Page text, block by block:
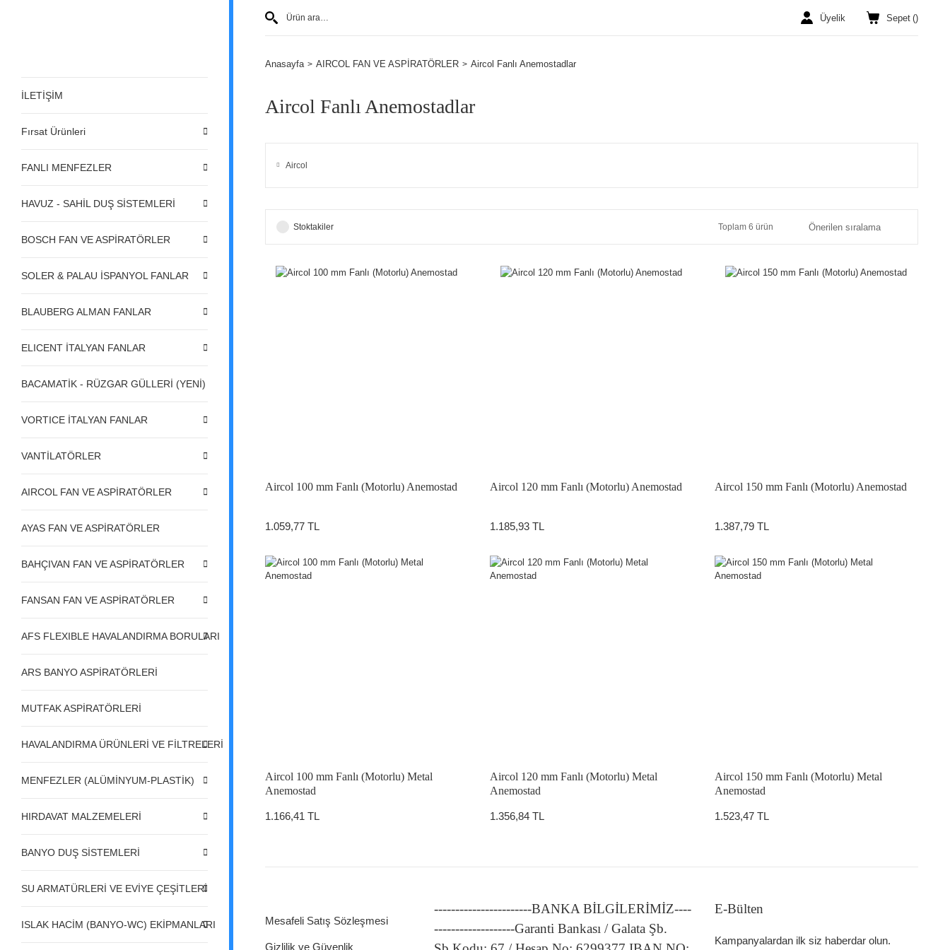
İLETİŞİM
Fırsat Ürünleri
FANLI MENFEZLER
HAVUZ - SAHİL DUŞ SİSTEMLERİ
BOSCH FAN VE ASPİRATÖRLER
SOLER & PALAU İSPANYOL FANLAR
BLAUBERG ALMAN FANLAR
ELICENT İTALYAN FANLAR
BACAMATİK - RÜZGAR GÜLLERİ (YENİ)
VORTICE İTALYAN FANLAR
VANTİLATÖRLER
AIRCOL FAN VE ASPİRATÖRLER
AYAS FAN VE ASPİRATÖRLER
BAHÇIVAN FAN VE ASPİRATÖRLER
FANSAN FAN VE ASPİRATÖRLER
AFS FLEXIBLE HAVALANDIRMA BORULARI
ARS BANYO ASPİRATÖRLERİ
MUTFAK ASPİRATÖRLERİ
HAVALANDIRMA ÜRÜNLERİ VE FİLTRELERİ
MENFEZLER (ALÜMİNYUM-PLASTİK)
HIRDAVAT MALZEMELERİ
BANYO DUŞ SİSTEMLERİ
SU ARMATÜRLERİ VE EVİYE ÇEŞİTLERİ
ISLAK HACİM (BANYO-WC) EKİPMANLARI
Üyelik Sepet ()
Anasayfa AIRCOL FAN VE ASPİRATÖRLER Aircol Fanlı Anemostadlar
Aircol Fanlı Anemostadlar
Aircol
Stoktakiler Toplam 6 ürün
Aircol 100 mm Fanlı (Motorlu) Anemostad
1.059,77 TL
Aircol 120 mm Fanlı (Motorlu) Anemostad
1.185,93 TL
Aircol 150 mm Fanlı (Motorlu) Anemostad
1.387,79 TL
Aircol 100 mm Fanlı (Motorlu) Metal
Anemostad
1.166,41 TL
Aircol 120 mm Fanlı (Motorlu) Metal
Anemostad
1.356,84 TL
Aircol 150 mm Fanlı (Motorlu) Metal
Anemostad
1.523,47 TL
Mesafeli Satış Sözleşmesi
Gizlilik ve Güvenlik
-----------------------BANKA BİLGİLERİMİZ----
-------------------Garanti Bankası / Galata Şb.
E-Bülten
Kampanyalardan ilk siz haberdar olun.